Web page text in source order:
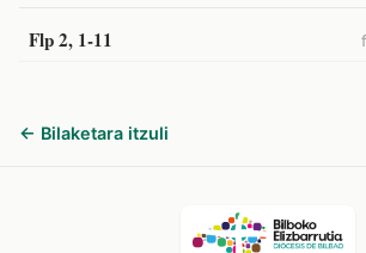
Flp 2, 1-11
← Bilaketara itzuli